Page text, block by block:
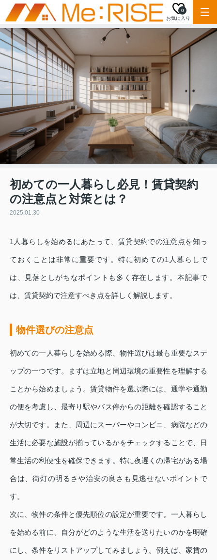
お気に入り
0
初めての一人暮らし必見！賃貸契約
の注意点と対策とは？
2025.01.30
1人暮らしを始めるにあたって、賃貸契約での注意点を知っ
ておくことは非常に重要です。特に初めての1人暮らしで
は、見落としがちなポイントも多く存在します。本記事で
は、賃貸契約で注意すべき点を詳しく解説します。
物件選びの注意点
初めての一人暮らしを始める際、物件選びは最も重要なステ
ップの一つです。まずは立地と周辺環境の重要性を理解する
ことから始めましょう。賃貸物件を選ぶ際には、通学や通勤
の便を考慮し、最寄り駅やバス停からの距離を確認すること
が大切です。また、周辺にスーパーやコンビニ、病院などの
生活に必要な施設が揃っているかをチェックすることで、日
常生活の利便性を確保できます。特に夜遅くの帰宅がある場
合は、街灯の明るさや治安の良さも見逃せないポイントで
す。
次に、物件の条件と優先順位の設定が重要です。一人暮らし
を始める前に、自分がどのような生活を送りたいのかを明確
にし、条件をリストアップしてみましょう。例えば、家賃の